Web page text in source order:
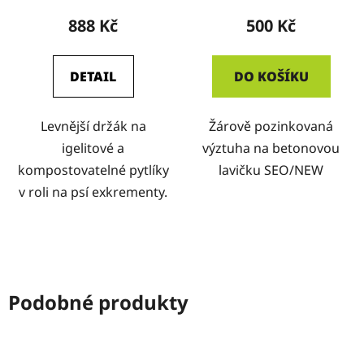
888 Kč
DETAIL
Levnější držák na
igelitové a
kompostovatelné pytlíky
v roli na psí exkrementy.
500 Kč
DO KOŠÍKU
Žárově pozinkovaná
výztuha na betonovou
lavičku SEO/NEW
Podobné produkty